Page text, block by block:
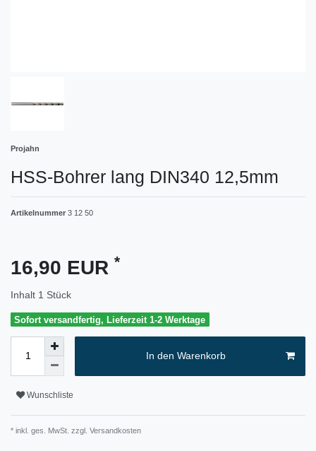
Projahn
HSS-Bohrer lang DIN340 12,5mm
Artikelnummer 3 12 50
16,90 EUR *
Inhalt 1 Stück
Sofort versandfertig, Lieferzeit 1-2 Werktage
In den Warenkorb
Wunschliste
* inkl. ges. MwSt. zzgl. Versandkosten